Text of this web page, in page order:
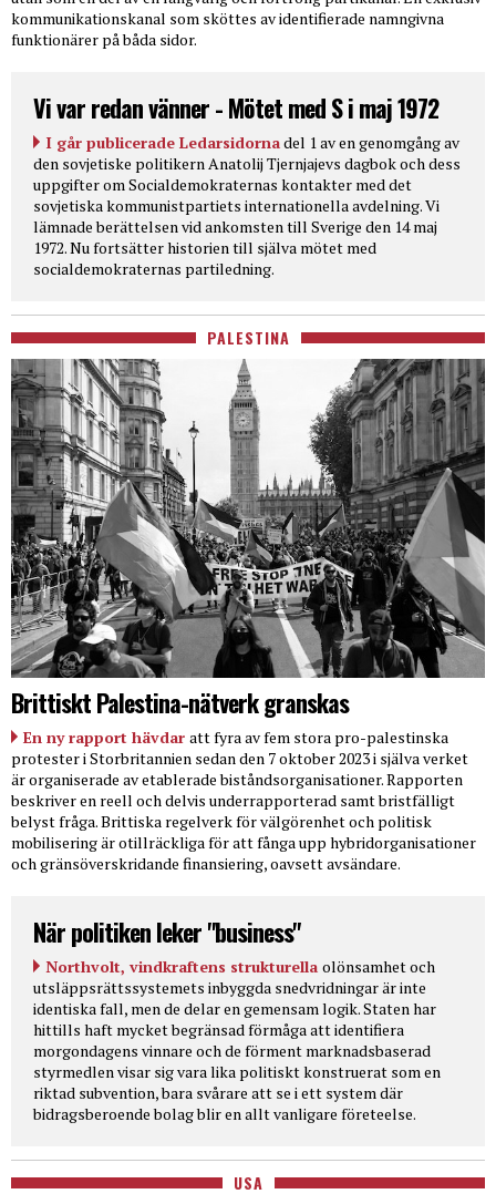
kommunikationskanal som sköttes av identifierade namngivna
funktionärer på båda sidor.
Vi var redan vänner - Mötet med S i maj 1972
I går publicerade Ledarsidornadel 1 av en genomgång av
den sovjetiske politikern Anatolij Tjernjajevs dagbok och dess
uppgifter om Socialdemokraternas kontakter med det
sovjetiska kommunistpartiets internationella avdelning. Vi
lämnade berättelsen vid ankomsten till Sverige den 14 maj
1972. Nu fortsätter historien till själva mötet med
socialdemokraternas partiledning.
PALESTINA
Brittiskt Palestina-nätverk granskas
En ny rapport hävdar att fyra av fem stora pro-palestinska
protester i Storbritannien sedan den 7 oktober 2023 i själva verket
är organiserade av etablerade biståndsorganisationer. Rapporten
beskriver en reell och delvis underrapporterad samt bristfälligt
belyst fråga. Brittiska regelverk för välgörenhet och politisk
mobilisering är otillräckliga för att fånga upp hybridorganisationer
och gränsöverskridande finansiering, oavsett avsändare.
När politiken leker "business"
Northvolt, vindkraftens strukturella olönsamhet och
utsläppsrättssystemets inbyggda snedvridningar är inte
identiska fall, men de delar en gemensam logik. Staten har
hittills haft mycket begränsad förmåga att identifiera
morgondagens vinnare och de förment marknadsbaserad
styrmedlen visar sig vara lika politiskt konstruerat som en
riktad subvention, bara svårare att se i ett system där
bidragsberoende bolag blir en allt vanligare företeelse.
USA